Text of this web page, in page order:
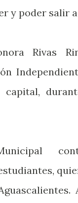
y poder salir
Rivas
capital,